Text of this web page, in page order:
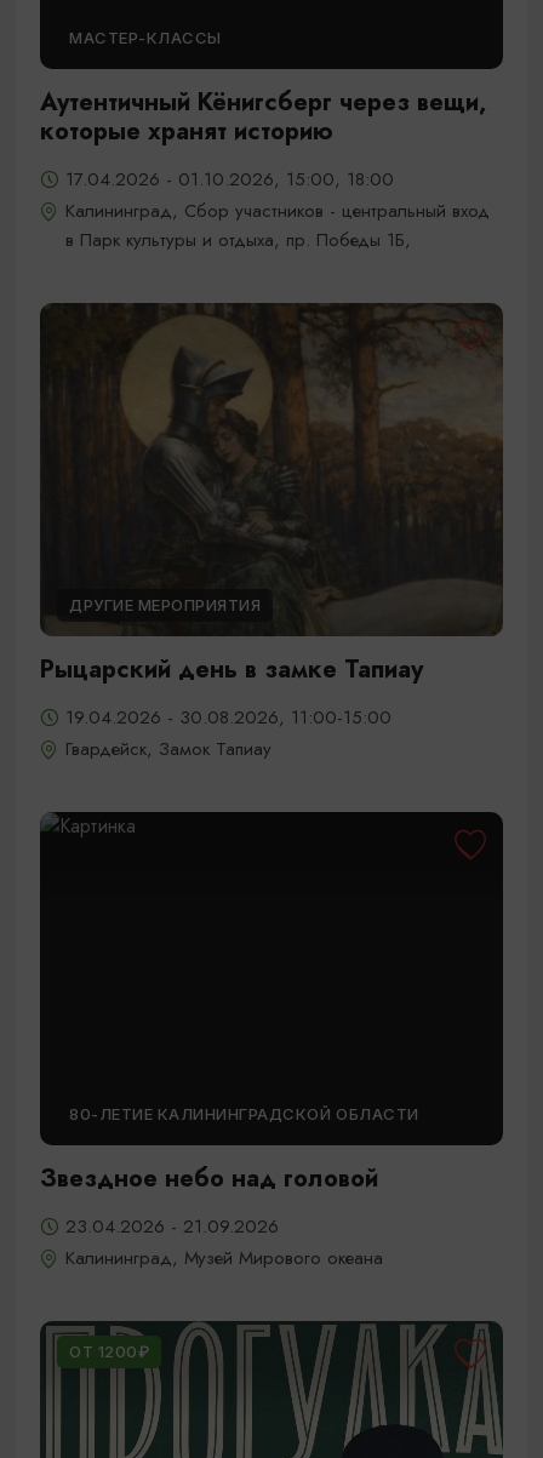
МАСТЕР-КЛАССЫ
Аутентичный Кёнигсберг через вещи,
которые хранят историю
17.04.2026 - 01.10.2026, 15:00, 18:00
Калининград, Сбор участников - центральный вход
в Парк культуры и отдыха, пр. Победы 1Б,
ДРУГИЕ МЕРОПРИЯТИЯ
Рыцарский день в замке Тапиау
19.04.2026 - 30.08.2026, 11:00-15:00
Гвардейск, Замок Тапиау
80-ЛЕТИЕ КАЛИНИНГРАДСКОЙ ОБЛАСТИ
Звездное небо над головой
23.04.2026 - 21.09.2026
Калининград, Музей Мирового океана
ОТ 1200₽